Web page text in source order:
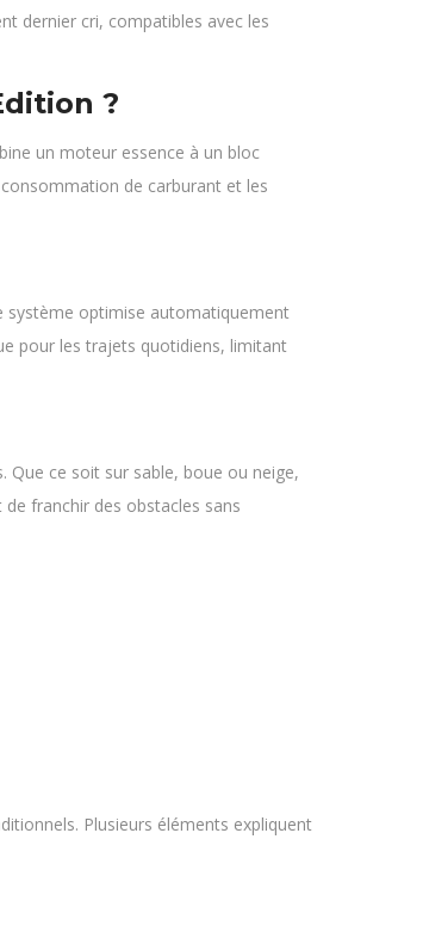
dernier cri, compatibles avec les
?
un moteur essence à un bloc
de carburant et les
système optimise automatiquement
pour les trajets quotidiens, limitant
Que ce soit sur sable, boue ou neige,
franchir des obstacles sans
Plusieurs éléments expliquent